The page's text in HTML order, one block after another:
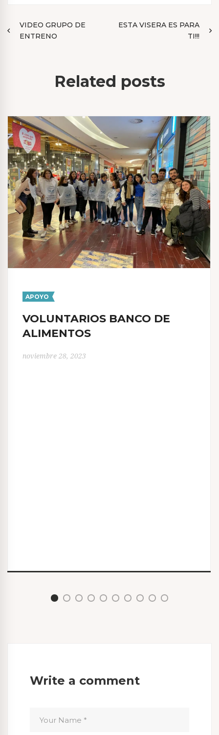
Navegación
de
VIDEO GRUPO DE
ENTRENO
ESTA VISERA ES PARA
TI!!!
Related posts
APOYO
VOLUNTARIOS BANCO DE
ALIMENTOS
noviembre 28, 2023
Write a comment